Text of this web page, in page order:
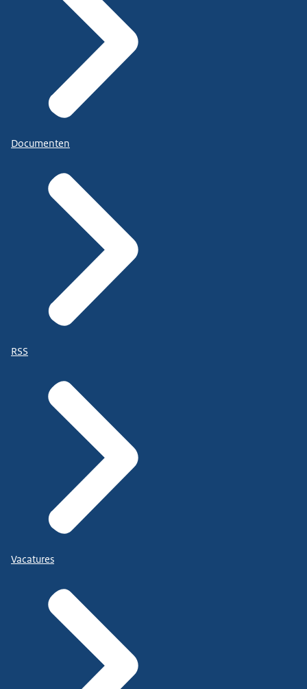
Documenten
RSS
Vacatures